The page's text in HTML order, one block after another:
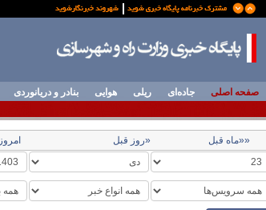
صفحه اصلی جاده‌ای ریلی هوایی بنادر و دریانوردی
««ماه قبل «روز قبل امروز